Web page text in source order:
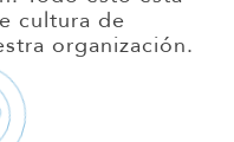
cultura de
organización.